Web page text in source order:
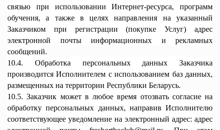
связью при использовании Интернет-ресурса, программ
обучения, а также в целях направления на указанный
Заказчиком при регистрации (покупке Услуг) адрес
электронной почты информационных и рекламных
сообщений.
10.4. Обработка персональных данных Заказчика
производится Исполнителем с использованием баз данных,
размещенных на территории Республики Беларусь.
10.5. Заказчик может в любое время отозвать согласие на
обработку персональных данных, направив Исполнителю
соответствующее уведомление на электронный адрес: адрес